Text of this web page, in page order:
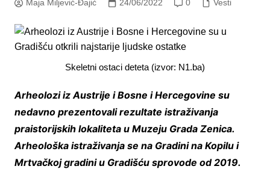
Maja Miljević-Đajić 24/06/2022 0 Vesti
Skeletni ostaci deteta (izvor: N1.ba)
Arheolozi iz Austrije i Bosne i Hercegovine su
nedavno prezentovali rezultate istraživanja
praistorijskih lokaliteta u Muzeju Grada Zenica.
Arheološka istraživanja se na Gradini na Kopilu i
Mrtvačkoj gradini u Gradišću sprovode od 2019.